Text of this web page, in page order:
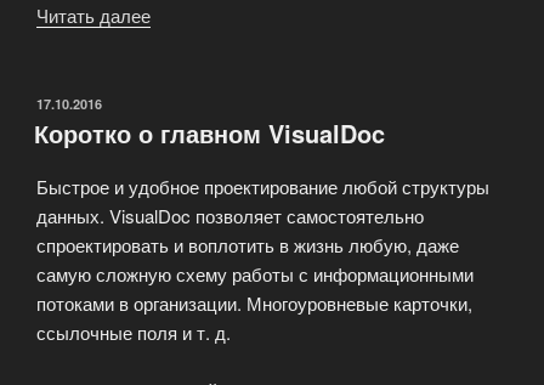
Читать далее
быть
система
VisualDoc?»
ОПУБЛИКОВАНО
17.10.2016
Коротко о главном VisualDoc
Быстрое и удобное проектирование любой структуры
данных. VisualDoc позволяет самостоятельно
спроектировать и воплотить в жизнь любую, даже
самую сложную схему работы с информационными
потоками в организации. Многоуровневые карточки,
ссылочные поля и т. д.